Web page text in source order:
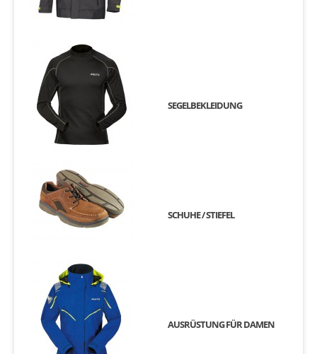
SEGELBEKLEIDUNG
SCHUHE / STIEFEL
AUSRÜSTUNG FÜR DAMEN